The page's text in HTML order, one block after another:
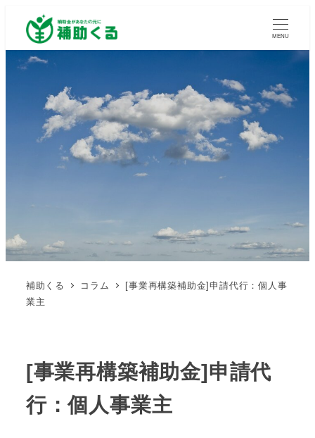
MENU
補助くる コラム
[事業再構築補助金]申請代行：個人事
業主
[事業再構築補助金]申請代
行：個人事業主